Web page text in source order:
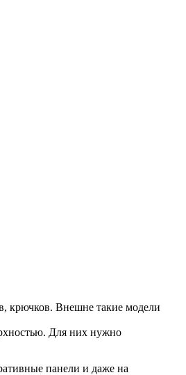
крючков. Внешне такие модели
Для них нужно
панели и даже на